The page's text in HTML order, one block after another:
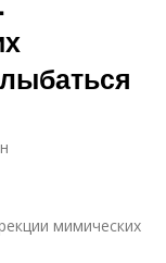
мимических